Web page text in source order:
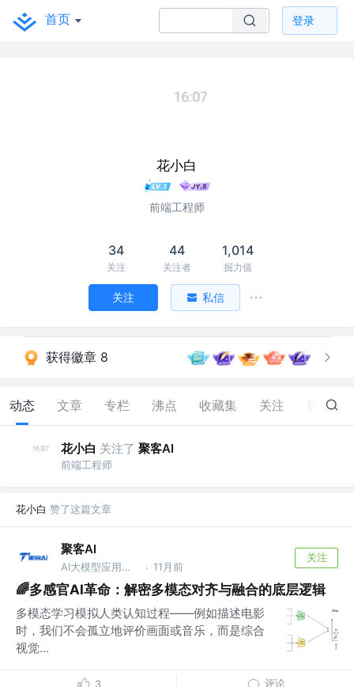
首页 登录
花小白
前端工程师
34
关注
44
关注者
1,014
掘力值
关注 私信
获得徽章 8
动态 文章 专栏 沸点 收藏集 关注 59
花小白 关注了 聚客AI
前端工程师
花小白 赞了这篇文章
聚客AI
AI大模型应用开发工程师 · 11月前
关注
🌈多感官AI革命：解密多模态对齐与融合的底层逻辑
多模态学习模拟人类认知过程——例如描述电影
时，我们不会孤立地评价画面或音乐，而是综合
视觉...
3 评论